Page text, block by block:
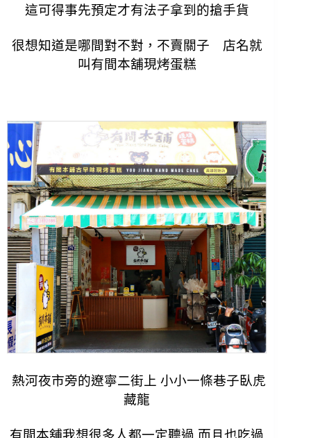
這可得事先預定才有法子拿到的搶手貨
很想知道是哪間對不對，不賣關子 店名就
叫有間本舖現烤蛋糕
熱河夜市旁的遼寧二街上 小小一條巷子臥虎
藏龍
有間本舖我想很多人都一定聽過 而且也吃過